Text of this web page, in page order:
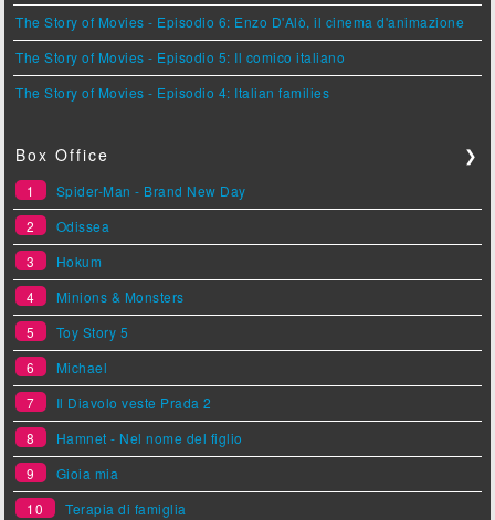
The Story of Movies - Episodio 6: Enzo D'Alò, il cinema d'animazione
The Story of Movies - Episodio 5: Il comico italiano
The Story of Movies - Episodio 4: Italian families
Box Office ❯
1
Spider-Man - Brand New Day
2
Odissea
3
Hokum
4
Minions & Monsters
5
Toy Story 5
6
Michael
7
Il Diavolo veste Prada 2
8
Hamnet - Nel nome del figlio
9
Gioia mia
10
Terapia di famiglia